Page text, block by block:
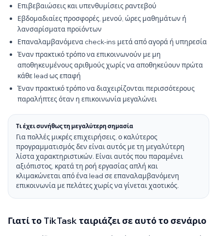
Επιβεβαιώσεις και υπενθυμίσεις ραντεβού
Εβδομαδιαίες προσφορές, μενού, ώρες μαθημάτων ή
λανσαρίσματα προϊόντων
Επαναλαμβανόμενα check-ins μετά από αγορά ή υπηρεσία
Έναν πρακτικό τρόπο να επικοινωνούν με μη
αποθηκευμένους αριθμούς χωρίς να αποθηκεύουν πρώτα
κάθε lead ως επαφή
Έναν πρακτικό τρόπο να διαχειρίζονται περισσότερους
παραλήπτες όταν η επικοινωνία μεγαλώνει
Τι έχει συνήθως τη μεγαλύτερη σημασία
Για πολλές μικρές επιχειρήσεις, ο καλύτερος
προγραμματισμός δεν είναι αυτός με τη μεγαλύτερη
λίστα χαρακτηριστικών. Είναι αυτός που παραμένει
αξιόπιστος, κρατά τη ροή εργασίας απλή και
κλιμακώνεται από ένα lead σε επαναλαμβανόμενη
επικοινωνία με πελάτες χωρίς να γίνεται χαοτικός.
Γιατί το TikTask ταιριάζει σε αυτό το σενάριο